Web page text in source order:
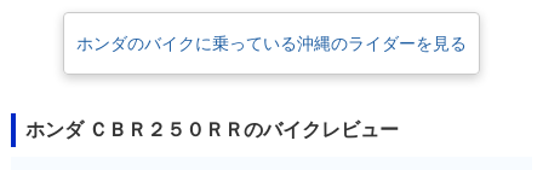
ホンダのバイクに乗っている沖縄のライダーを見る
ホンダ ＣＢＲ２５０ＲＲのバイクレビュー